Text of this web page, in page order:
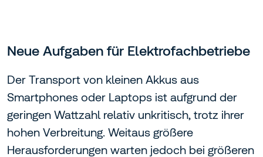
Neue Aufgaben für Elektrofachbetriebe
Der Transport von kleinen Akkus aus
Smartphones oder Laptops ist aufgrund der
geringen Wattzahl relativ unkritisch, trotz ihrer
hohen Verbreitung. Weitaus größere
Herausforderungen warten jedoch bei größeren